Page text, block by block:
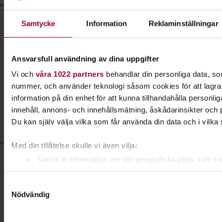
Samtycke Information Reklaminställningar
Ansvarsfull användning av dina uppgifter
Vi och våra 1022 partners behandlar din personliga data,
nummer, och använder teknologi såsom cookies för att
information på din enhet för att kunna tillhandahålla
innehåll, annons- och innehållsmätning, åskådarinsikter och
Du kan själv välja vilka som får använda din data och i vilka
Med din tillåtelse skulle vi även vilja:
Samla in information om din geografiska plats som
noggrannhet på upp till flera meter
kännetecken (fingeravtryck)
Nödvändig
Föreläsning:Flora och småkrypsgruppen med sakkunnig
Dag
torsdag 17:00 - 19:00
Antal tillfällen
Pris
Gratis
Föreläsning: Fladdermusvandring i Torsebro med Stefan
Viktorsson